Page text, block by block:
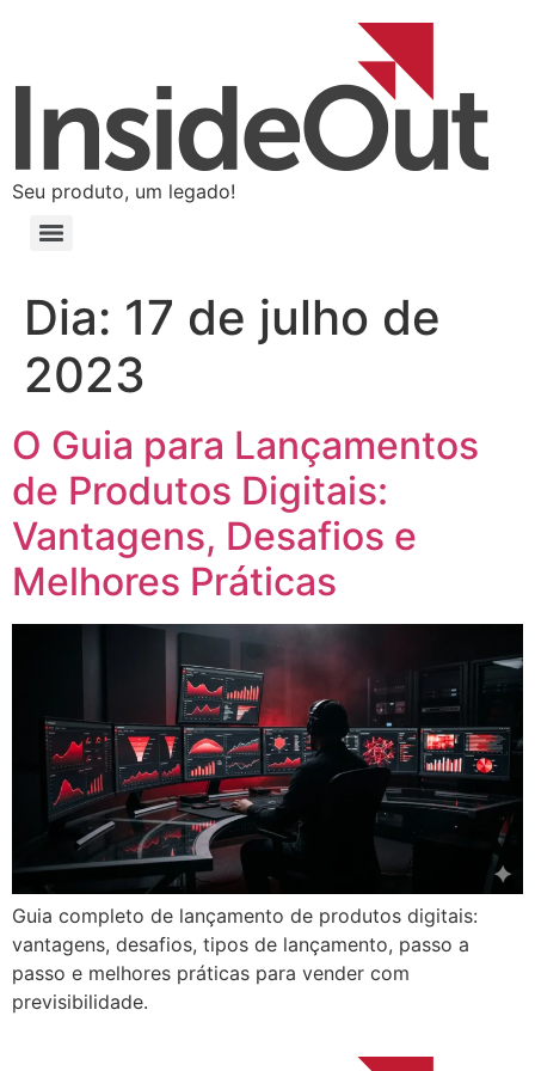
Seu produto, um legado!
Dia: 17 de julho de
2023
O Guia para Lançamentos
de Produtos Digitais:
Vantagens, Desafios e
Melhores Práticas
Guia completo de lançamento de produtos digitais:
vantagens, desafios, tipos de lançamento, passo a
passo e melhores práticas para vender com
previsibilidade.